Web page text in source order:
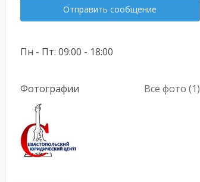
Отправить сообщение
Пн - Пт: 09:00 - 18:00
Фотографии Все фото (1)